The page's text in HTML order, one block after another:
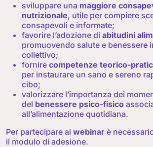
sviluppare una maggiore
nutrizionale, utile per compiere
consapevoli e informate;
favorire l’adozione di abitudini
promuovendo salute e benessere
collettivo;
fornire competenze teorico-
per instaurare un sano e sereno
cibo;
valorizzare l’importanza dei
del benessere psico-fisico
all’alimentazione quotidiana.
Per partecipare ai webinar è
il modulo di adesione.